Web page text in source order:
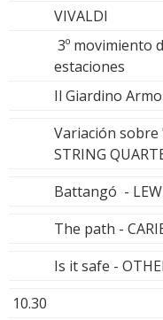
VIVALDI
3º movimiento
estaciones
Il Giardino
Variación sobre
STRING
Battangó -
The path -
Is it safe -
10.30